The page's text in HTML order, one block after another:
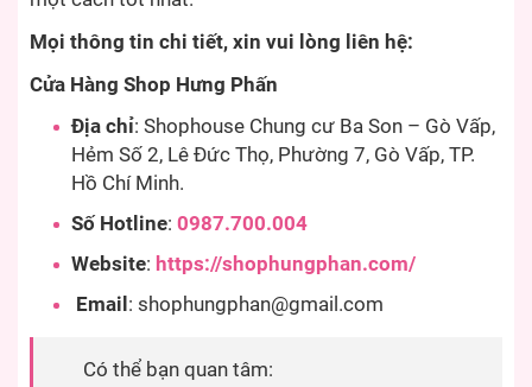
Mọi thông tin chi tiết, xin vui lòng liên hệ:
Cửa Hàng Shop Hưng Phấn
Địa chỉ: Shophouse Chung cư Ba Son – Gò Vấp,
Hẻm Số 2, Lê Đức Thọ, Phường 7, Gò Vấp, TP.
Hồ Chí Minh.
Số Hotline: 0987.700.004
Website: https://shophungphan.com/
Email : shophungphan@gmail.com
Có thể bạn quan tâm: